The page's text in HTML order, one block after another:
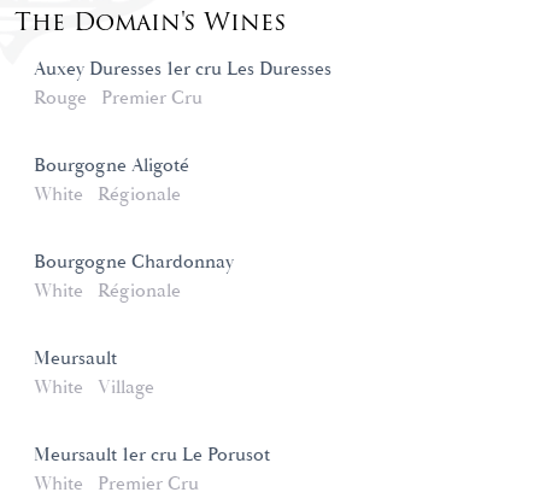
The Domain's Wines
Auxey Duresses 1er cru Les Duresses
Rouge
Premier Cru
Bourgogne Aligoté
White
Régionale
Bourgogne Chardonnay
White
Régionale
Meursault
White
Village
Meursault 1er cru Le Porusot
White
Premier Cru